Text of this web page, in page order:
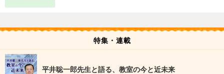
特集・連載
平井聡一郎先生と語る、教室の今と近未来